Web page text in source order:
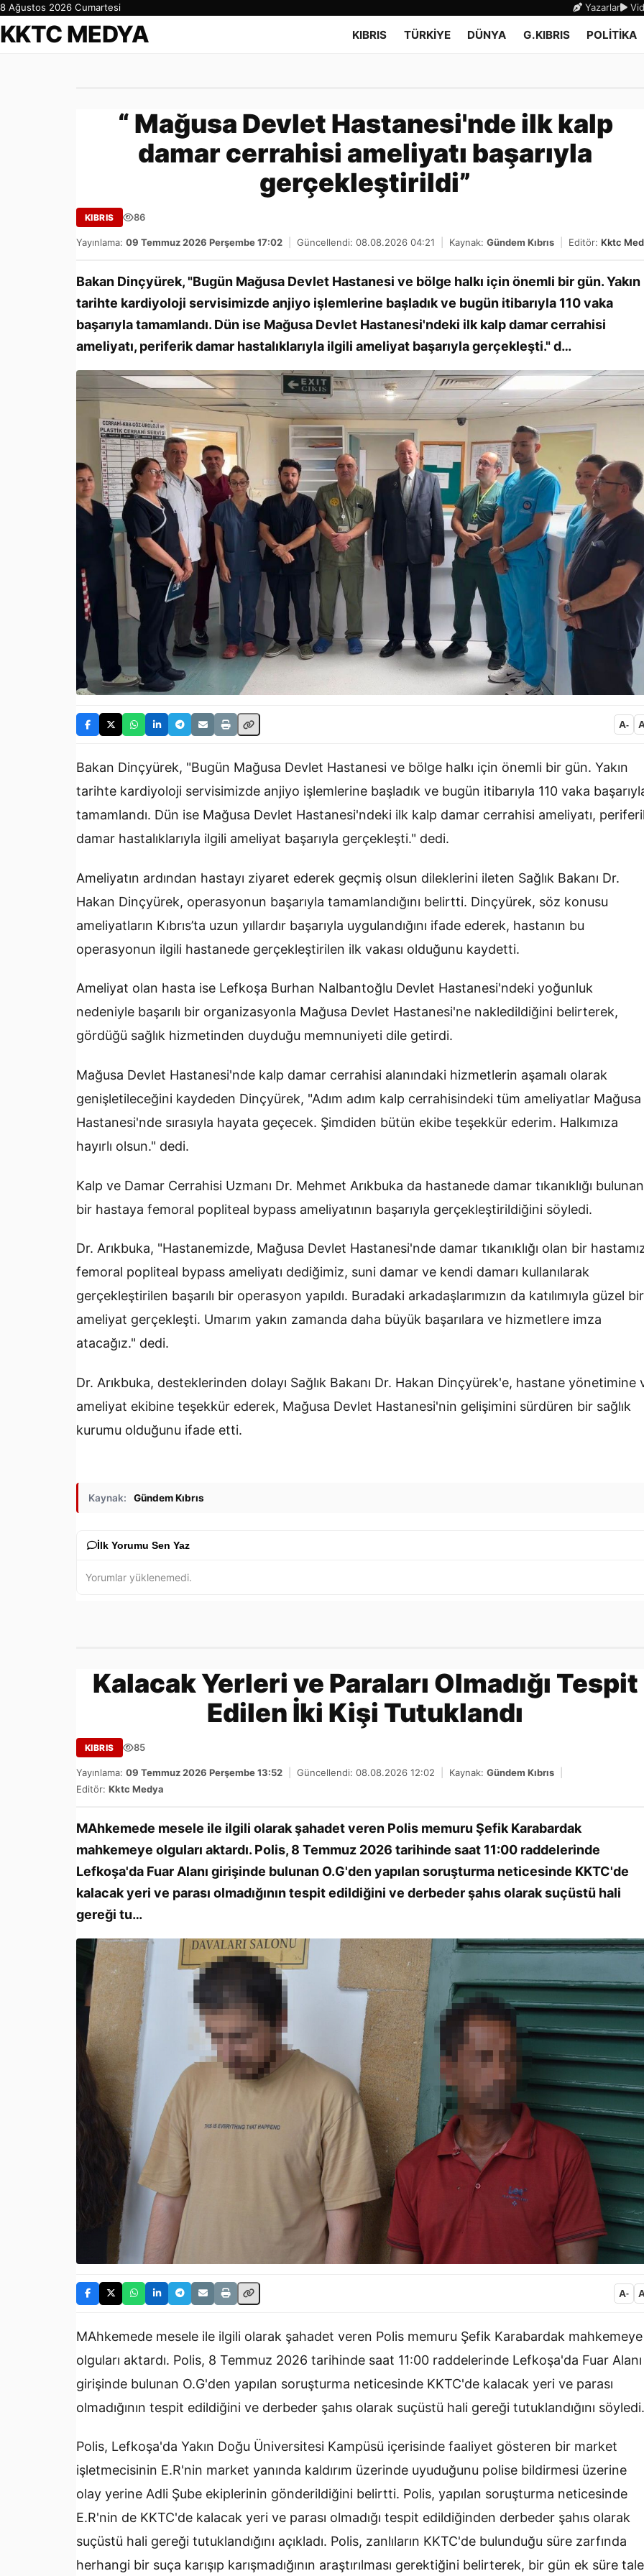
8 Ağustos 2026 Cumartesi Yazarlar
KKTC MEDYA KIBRIS TÜRKİYE DÜNYA G.KIBRIS POLİTİKA
“ Mağusa Devlet Hastanesi'nde ilk kalp
damar cerrahisi ameliyatı başarıyla
gerçekleştirildi”
KIBRIS 86
Yayınlama: 09 Temmuz 2026 Perşembe 17:02 Güncellendi: 08.08.2026 04:21 Kaynak: Gündem Kıbrıs Editör: Kktc
Bakan Dinçyürek, "Bugün Mağusa Devlet Hastanesi ve bölge halkı için önemli bir gün. Yakın
tarihte kardiyoloji servisimizde anjiyo işlemlerine başladık ve bugün itibarıyla 110 vaka
başarıyla tamamlandı. Dün ise Mağusa Devlet Hastanesi'ndeki ilk kalp damar cerrahisi
ameliyatı, periferik damar hastalıklarıyla ilgili ameliyat başarıyla gerçekleşti." d…
A-
Bakan Dinçyürek, "Bugün Mağusa Devlet Hastanesi ve bölge halkı için önemli bir gün. Yakın
tarihte kardiyoloji servisimizde anjiyo işlemlerine başladık ve bugün itibarıyla 110 vaka
tamamlandı. Dün ise Mağusa Devlet Hastanesi'ndeki ilk kalp damar cerrahisi ameliyatı,
damar hastalıklarıyla ilgili ameliyat başarıyla gerçekleşti." dedi.
Ameliyatın ardından hastayı ziyaret ederek geçmiş olsun dileklerini ileten Sağlık Bakanı Dr.
Hakan Dinçyürek, operasyonun başarıyla tamamlandığını belirtti. Dinçyürek, söz konusu
ameliyatların Kıbrıs’ta uzun yıllardır başarıyla uygulandığını ifade ederek, hastanın bu
operasyonun ilgili hastanede gerçekleştirilen ilk vakası olduğunu kaydetti.
Ameliyat olan hasta ise Lefkoşa Burhan Nalbantoğlu Devlet Hastanesi'ndeki yoğunluk
nedeniyle başarılı bir organizasyonla Mağusa Devlet Hastanesi'ne nakledildiğini belirterek,
gördüğü sağlık hizmetinden duyduğu memnuniyeti dile getirdi.
Mağusa Devlet Hastanesi'nde kalp damar cerrahisi alanındaki hizmetlerin aşamalı olarak
genişletileceğini kaydeden Dinçyürek, "Adım adım kalp cerrahisindeki tüm ameliyatlar Mağusa
Hastanesi'nde sırasıyla hayata geçecek. Şimdiden bütün ekibe teşekkür ederim. Halkımıza
hayırlı olsun." dedi.
Kalp ve Damar Cerrahisi Uzmanı Dr. Mehmet Arıkbuka da hastanede damar tıkanıklığı bulunan
bir hastaya femoral popliteal bypass ameliyatının başarıyla gerçekleştirildiğini söyledi.
Dr. Arıkbuka, "Hastanemizde, Mağusa Devlet Hastanesi'nde damar tıkanıklığı olan bir
femoral popliteal bypass ameliyatı dediğimiz, suni damar ve kendi damarı kullanılarak
gerçekleştirilen başarılı bir operasyon yapıldı. Buradaki arkadaşlarımızın da katılımıyla güzel bir
ameliyat gerçekleşti. Umarım yakın zamanda daha büyük başarılara ve hizmetlere imza
atacağız." dedi.
Dr. Arıkbuka, desteklerinden dolayı Sağlık Bakanı Dr. Hakan Dinçyürek'e, hastane yönetimine
ameliyat ekibine teşekkür ederek, Mağusa Devlet Hastanesi'nin gelişimini sürdüren bir sağlık
kurumu olduğunu ifade etti.
Kaynak: Gündem Kıbrıs
İlk Yorumu Sen Yaz
Yorumlar yüklenemedi.
Kalacak Yerleri ve Paraları Olmadığı Tespit
Edilen İki Kişi Tutuklandı
KIBRIS 85
Yayınlama: 09 Temmuz 2026 Perşembe 13:52 Güncellendi: 08.08.2026 12:02 Kaynak: Gündem Kıbrıs
Editör: Kktc Medya
MAhkemede mesele ile ilgili olarak şahadet veren Polis memuru Şefik Karabardak
mahkemeye olguları aktardı. Polis, 8 Temmuz 2026 tarihinde saat 11:00 raddelerinde
Lefkoşa'da Fuar Alanı girişinde bulunan O.G'den yapılan soruşturma neticesinde KKTC'de
kalacak yeri ve parası olmadığının tespit edildiğini ve derbeder şahıs olarak suçüstü hali
gereği tu…
A-
MAhkemede mesele ile ilgili olarak şahadet veren Polis memuru Şefik Karabardak mahkemeye
olguları aktardı. Polis, 8 Temmuz 2026 tarihinde saat 11:00 raddelerinde Lefkoşa'da Fuar Alanı
girişinde bulunan O.G'den yapılan soruşturma neticesinde KKTC'de kalacak yeri ve parası
olmadığının tespit edildiğini ve derbeder şahıs olarak suçüstü hali gereği tutuklandığını söyledi.
Polis, Lefkoşa'da Yakın Doğu Üniversitesi Kampüsü içerisinde faaliyet gösteren bir market
işletmecisinin E.R'nin market yanında kaldırım üzerinde uyuduğunu polise bildirmesi üzerine
olay yerine Adli Şube ekiplerinin gönderildiğini belirtti. Polis, yapılan soruşturma neticesinde
E.R'nin de KKTC'de kalacak yeri ve parası olmadığı tespit edildiğinden derbeder şahıs olarak
suçüstü hali gereği tutuklandığını açıkladı. Polis, zanlıların KKTC'de bulunduğu süre zarfında
herhangi bir suça karışıp karışmadığının araştırılması gerektiğini belirterek, bir gün ek süre